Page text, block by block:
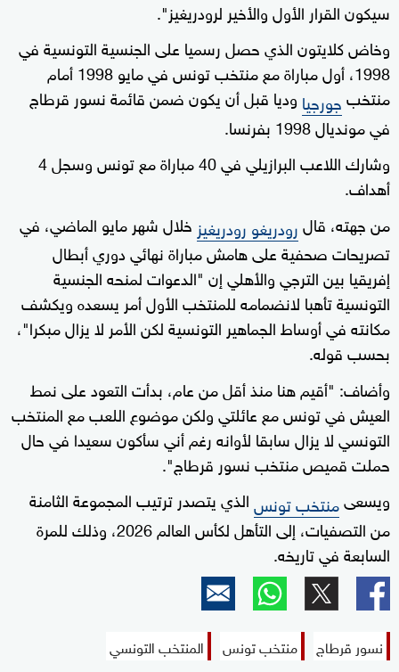
سيكون القرار الأول والأخير لرودريغيز".
وخاض كلايتون الذي حصل رسميا على الجنسية التونسية في
1998، أول مباراة مع منتخب تونس في مايو 1998 أمام
منتخبجورجيا وديا قبل أن يكون ضمن قائمة نسور قرطاج
في مونديال 1998 بفرنسا.
وشارك اللاعب البرازيلي في 40 مباراة مع تونس وسجل 4
أهداف.
من جهته، قالرودريغو رودريغيز خلال شهر مايو الماضي، في
تصريحات صحفية على هامش مباراة نهائي دوري أبطال
إفريقيا بين الترجي والأهلي إن "الدعوات لمنحه الجنسية
التونسية تأهبا لانضمامه للمنتخب الأول أمر يسعده ويكشف
مكانته في أوساط الجماهير التونسية لكن الأمر لا يزال مبكرا"،
بحسب قوله.
وأضاف: "أقيم هنا منذ أقل من عام، بدأت التعود على نمط
العيش في تونس مع عائلتي ولكن موضوع اللعب مع المنتخب
التونسي لا يزال سابقا لأوانه رغم أني سأكون سعيدا في حال
حملت قميص منتخب نسور قرطاج".
ويسعىمنتخب تونسالذي يتصدر ترتيب المجموعة الثامنة
من التصفيات، إلى التأهل لكأس العالم 2026، وذلك للمرة
السابعة في تاريخه.
نسور قرطاج منتخب تونس
المنتخب التونسي